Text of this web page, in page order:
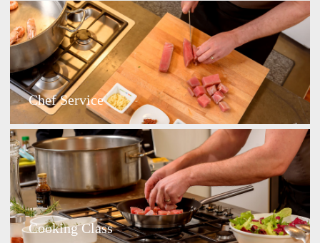
Chef Service
Cooking Class